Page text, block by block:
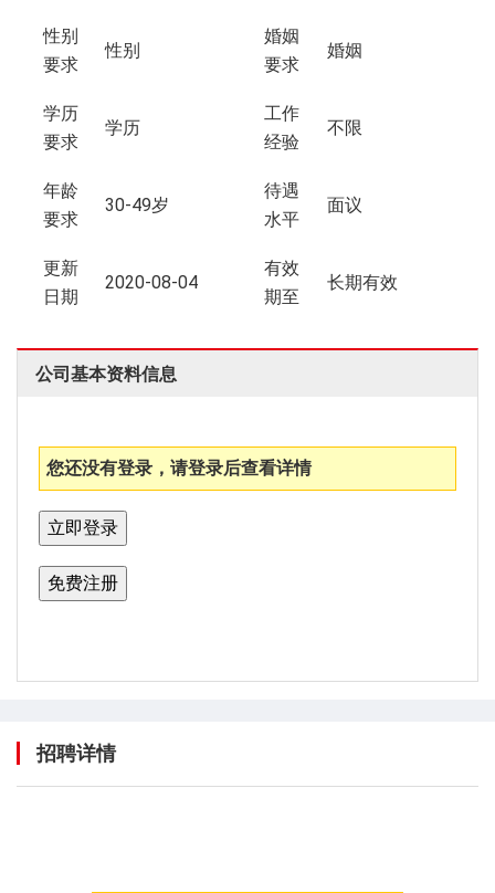
性别
要求
性别
婚姻
要求
婚姻
学历
要求
学历
工作
经验
不限
年龄
要求
30-49岁
待遇
水平
面议
更新
日期
2020-08-04
有效
期至
长期有效
公司基本资料信息
您还没有登录，请登录后查看详情
招聘详情